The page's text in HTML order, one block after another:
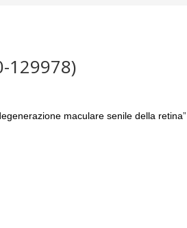
129978)
maculare senile della retina”